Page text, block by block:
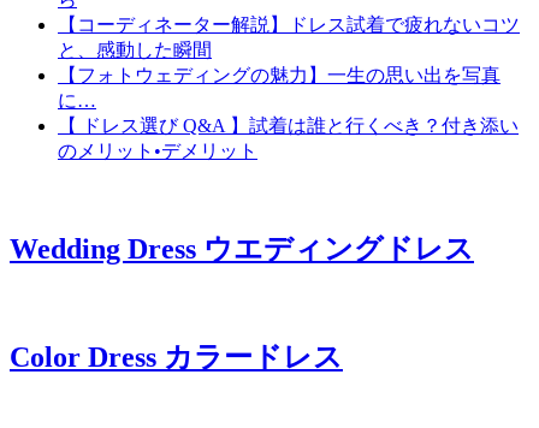
【コーディネーター解説】ドレス試着で疲れないコツ
と、感動した瞬間
【フォトウェディングの魅力】一生の思い出を写真
に…
【 ドレス選び Q&A 】試着は誰と行くべき？付き添い
のメリット•デメリット
Wedding Dress ウエディングドレス
Color Dress カラードレス